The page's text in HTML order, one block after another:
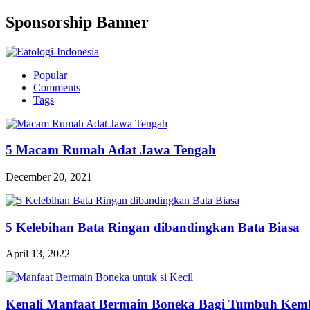
Sponsorship Banner
Popular
Comments
Tags
5 Macam Rumah Adat Jawa Tengah
December 20, 2021
5 Kelebihan Bata Ringan dibandingkan Bata Biasa
April 13, 2022
Kenali Manfaat Bermain Boneka Bagi Tumbuh